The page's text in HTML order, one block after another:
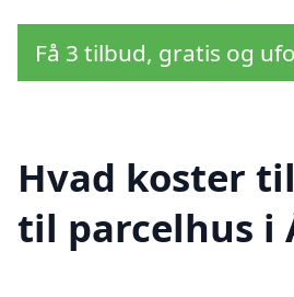
Få 3 tilbud, gratis og
Hvad koster
til parcelhus i